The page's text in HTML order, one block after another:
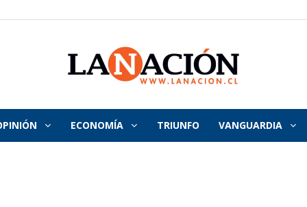
La
ECONOMÍA TRIUNFO VANGUARDIA